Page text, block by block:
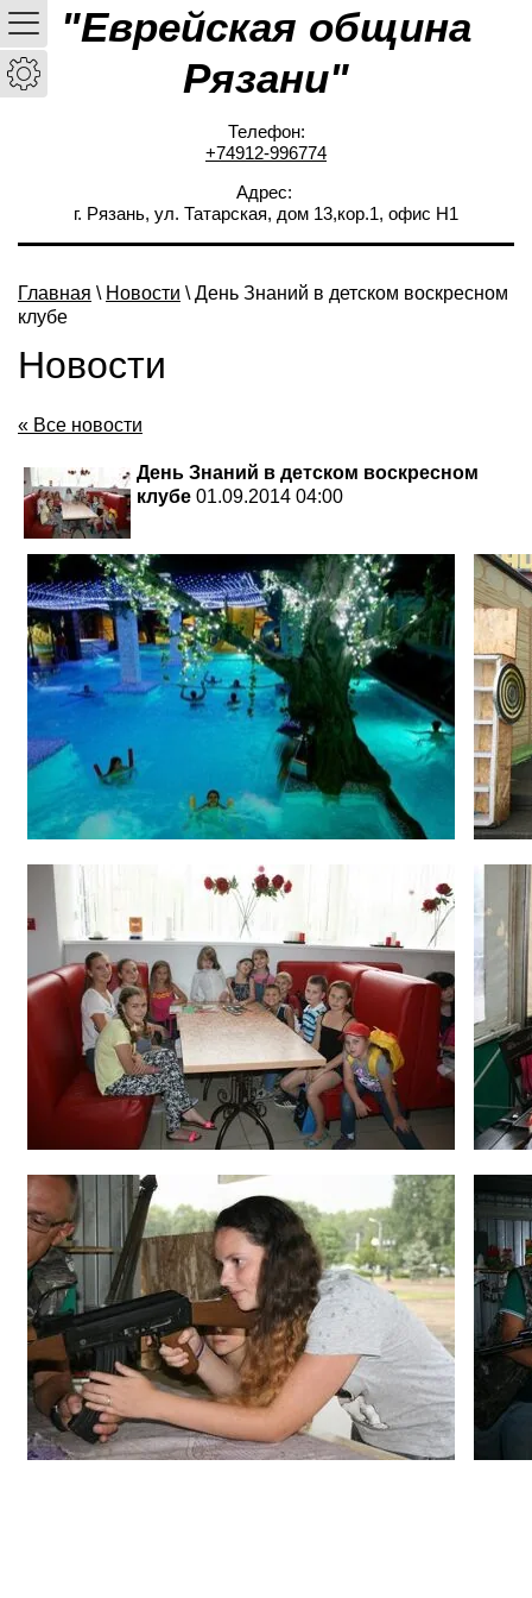
"Еврейская община
Рязани"
Телефон:
+74912-996774
Адрес:
г. Рязань, ул. Татарская, дом 13,кор.1, офис Н1
Главная \ Новости \ День Знаний в детском воскресном
клубе
Новости
« Все новости
День Знаний в детском воскресном
клубе 01.09.2014 04:00